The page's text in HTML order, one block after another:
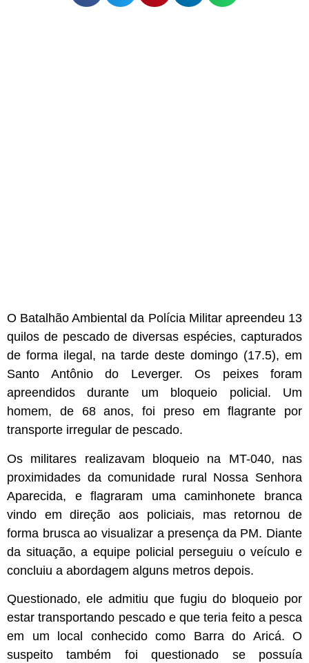
O Batalhão Ambiental da Polícia Militar apreendeu 13
quilos de pescado de diversas espécies, capturados
de forma ilegal, na tarde deste domingo (17.5), em
Santo Antônio do Leverger. Os peixes foram
apreendidos durante um bloqueio policial. Um
homem, de 68 anos, foi preso em flagrante por
transporte irregular de pescado.
Os militares realizavam bloqueio na MT-040, nas
proximidades da comunidade rural Nossa Senhora
Aparecida, e flagraram uma caminhonete branca
vindo em direção aos policiais, mas retornou de
forma brusca ao visualizar a presença da PM. Diante
da situação, a equipe policial perseguiu o veículo e
concluiu a abordagem alguns metros depois.
Questionado, ele admitiu que fugiu do bloqueio por
estar transportando pescado e que teria feito a pesca
em um local conhecido como Barra do Aricá. O
suspeito também foi questionado se possuía